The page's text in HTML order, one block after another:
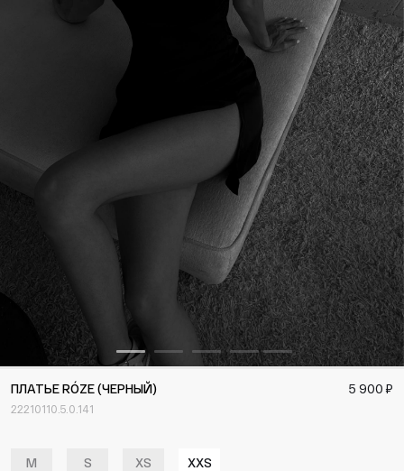
ПЛАТЬЕ RÓZE (ЧЕРНЫЙ)
22210110.5.0.141
5 900 ₽
M S XS XXS